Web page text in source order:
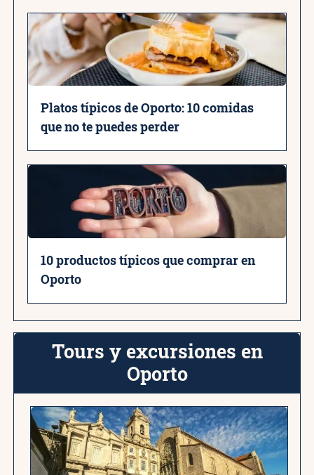
Platos típicos de Oporto: 10 comidas
que no te puedes perder
10 productos típicos que comprar en
Oporto
Tours y excursiones en
Oporto